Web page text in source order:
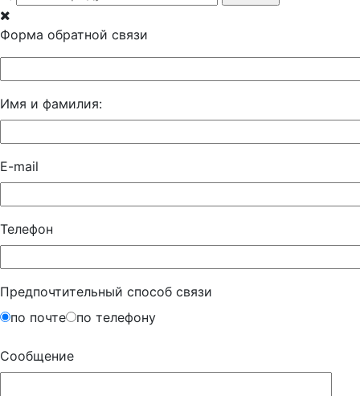
Форма обратной связи
Имя и фамилия:
E-mail
Телефон
Предпочтительный способ связи
по почте
по телефону
Сообщение